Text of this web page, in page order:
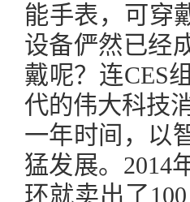
能手表，可穿
设备俨然已经
戴呢？连CES
代的伟大科技
一年时间，以
猛发展。2014
环就卖出了